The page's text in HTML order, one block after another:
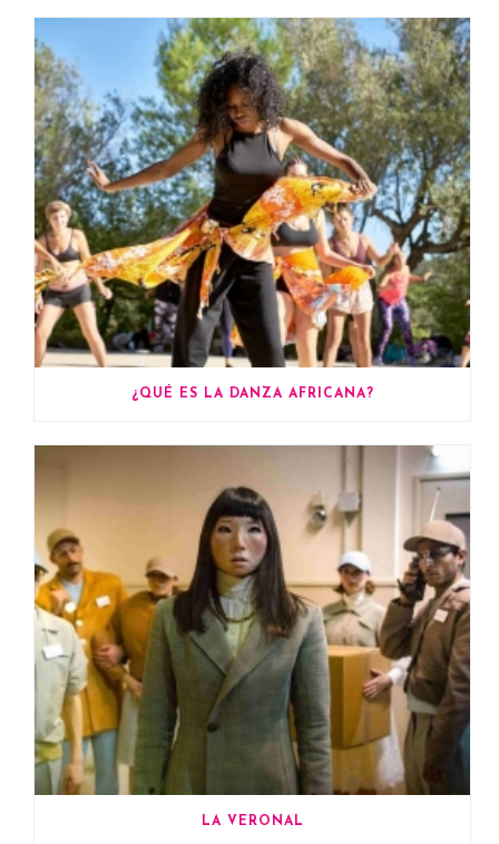
¿QUÉ ES LA DANZA AFRICANA?
LA VERONAL